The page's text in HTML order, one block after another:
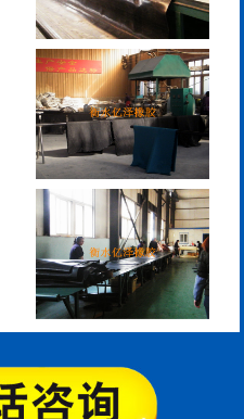
SF梳型伸缩缝
Z型桥梁伸缩缝